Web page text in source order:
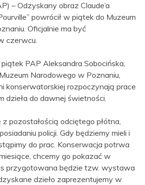
– Odzyskany obraz Claude’a
powrócił w piątek do Muzeum
Oficjalnie ma być
czerwcu.
PAP Aleksandra Sobocińska,
Narodowego w Poznaniu,
konserwatorskiej rozpoczynają prace
dzieła do dawnej świetności.
z pozostałością odciętego płótna,
policji. Gdy będziemy mieli i
do prac. Konserwacja potrwa
chcemy go pokazać w
przygotowana będzie tzw. wystawa
dzieło zaprezentujemy w